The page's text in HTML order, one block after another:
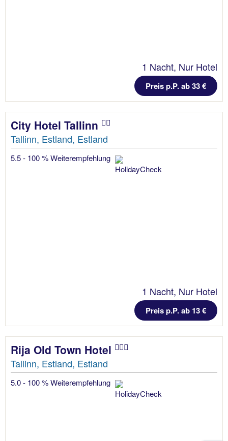
1 Nacht, Nur Hotel
Preis p.P. ab 33 €
City Hotel Tallinn
Tallinn, Estland, Estland
5.5 - 100 % Weiterempfehlung
1 Nacht, Nur Hotel
Preis p.P. ab 13 €
Rija Old Town Hotel
Tallinn, Estland, Estland
5.0 - 100 % Weiterempfehlung